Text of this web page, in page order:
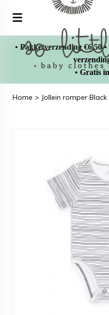
• Pakketverzending €6,50
• Gratis
Home > Jollein romper